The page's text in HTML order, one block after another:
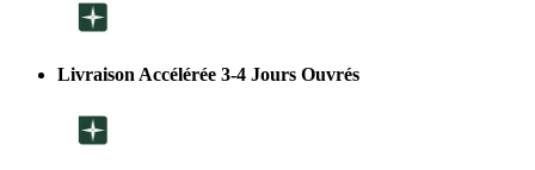
Livraison Accélérée 3-4 Jours Ouvrés